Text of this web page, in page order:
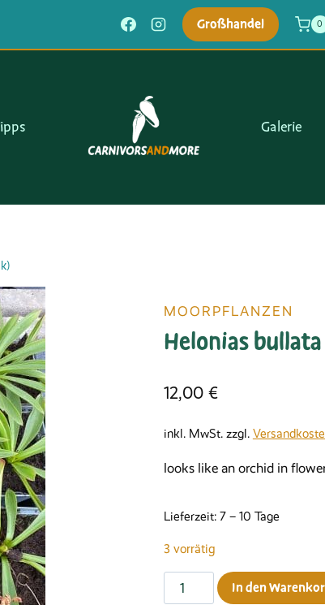
Großhandel 0
Galerie
MOORPFLANZEN
Helonias
12,00 €
inkl. MwSt. zzgl.
looks like an orchid in
Lieferzeit: 7 – 10 Tage
3 vorrätig
Helonias
In den